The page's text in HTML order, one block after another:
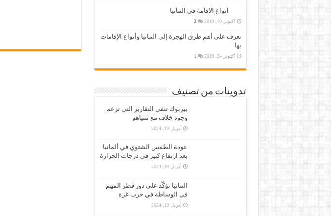
انواع الاقامة في المانيا
أكتوبر 10, 2019 2
تعرف على أهم طرق الهجرة إلى المانيا وأنواع الإقامات
بها
أكتوبر 24, 2019 1
تدوينات من تصنيف
بيربوك تنفي التقارير التي تزعم
وجود خلاف مع نتنياهو
أبريل 19, 2024
عودة الطقس الشتوي في ألمانيا
بعد ارتفاع كبير في درجات الحرارة
أبريل 19, 2024
المانيا تؤكّد على دور قطر المهم
في الوساطة في حرب غزة
أبريل 19, 2024